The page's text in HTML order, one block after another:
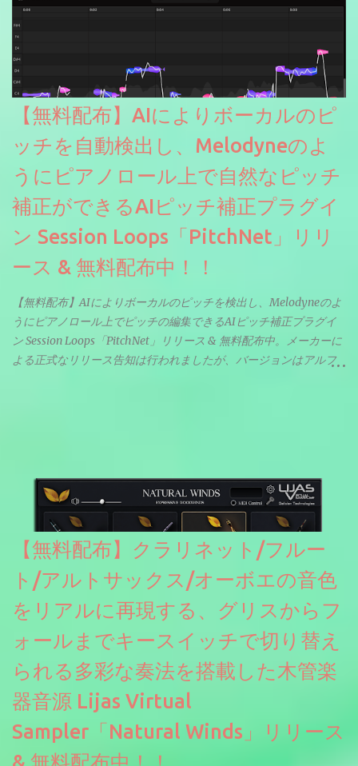
【無料配布】AIによりボーカルのピ
ッチを自動検出し、Melodyneのよ
うにピアノロール上で自然なピッチ
補正ができるAIピッチ補正プラグイ
ン Session Loops「PitchNet」リリ
ース & 無料配布中！！
【無料配布】AIによりボーカルのピッチを検出し、Melodyneのよ
うにピアノロール上でピッチの編集できるAIピッチ補正プラグイ
ン Session Loops「PitchNet」リリース & 無料配布中。メーカーに
よる正式なリリース告知は行われましたが、バージョンはアルフ
ソースを元に設計・改良した製品のようです。
【無料配布】クラリネット/フルー
ト/アルトサックス/オーボエの音色
をリアルに再現する、グリスからフ
ォールまでキースイッチで切り替え
られる多彩な奏法を搭載した木管楽
器音源 Lijas Virtual
Sampler「Natural Winds」リリース